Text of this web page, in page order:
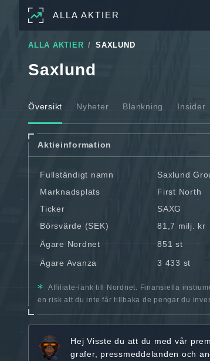
ALLA AKTIER
ALLA AKTIER SAXLUND
Saxlund
Översikt Nyheter Blankning Insider
Aktieinformation
Fullständigt namn
Saxlund
Marknadsplats
First North
Ticker
SAXG
Börsvärde (SEK)
81,7 milj. kr
Ägare Nordnet
851 st
Ägare Avanza 3 433 st
Affiliate-länk till Nordnet. Finansiella
en risk att du inte får tillbaka de pengar du
Hej Visste du att du med vår
grafer, pressmeddelanden och